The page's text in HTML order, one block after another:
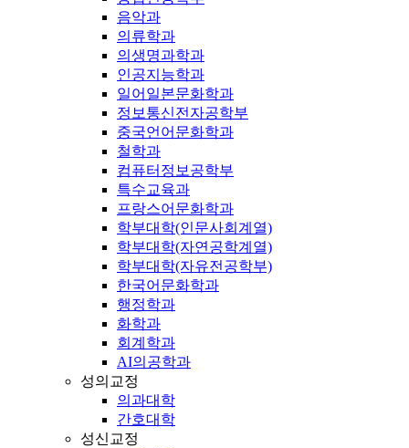
음악과
의류학과
의생명과학과
인공지능학과
일어일본문화학과
정보통신전자공학부
중국언어문화학과
철학과
컴퓨터정보공학부
특수교육과
프랑스어문화학과
학부대학(인문사회계열)
학부대학(자연공학계열)
학부대학(자유전공학부)
한국어문화학과
행정학과
화학과
회계학과
AI의공학과
성의교정
의과대학
간호대학
성신교정